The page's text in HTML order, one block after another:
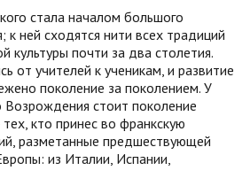
стала началом большого
к ней сходятся нити всех традиций
культуры почти за два столетия.
от учителей к ученикам, и развитие
поколение за поколением. У
Возрождения стоит поколение
кто принес во франкскую
разметанные предшествующей
из Италии, Испании,